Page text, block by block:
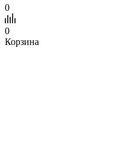
0
0
Корзина